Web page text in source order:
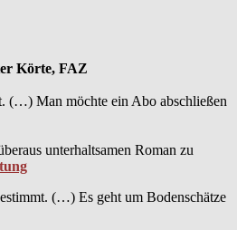
Körte, FAZ
(…) Man möchte ein Abo abschließen
unterhaltsamen Roman zu
(…) Es geht um Bodenschätze